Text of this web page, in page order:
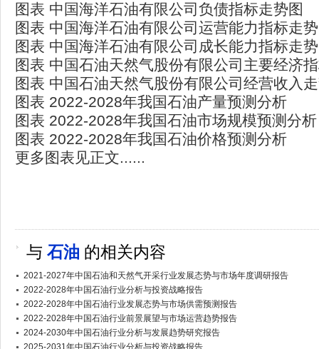
图表 中国海洋石油有限公司负债指标走势图
图表 中国海洋石油有限公司运营能力指标走
图表 中国海洋石油有限公司成长能力指标走
图表 中国石油天然气股份有限公司主要经济
图表 中国石油天然气股份有限公司经营收入
图表 2022-2028年我国石油产量预测分析
图表 2022-2028年我国石油市场规模预测分析
图表 2022-2028年我国石油价格预测分析
更多图表见正文......
与 石油 的相关内容
2021-2027年中国石油和天然气开采行业发展态势与市场年度调研报告
2022-2028年中国石油行业分析与投资战略报告
2022-2028年中国石油行业发展态势与市场供需预测报告
2022-2028年中国石油行业前景展望与市场运营趋势报告
2024-2030年中国石油行业分析与发展趋势研究报告
2025-2031年中国石油行业分析与投资战略报告